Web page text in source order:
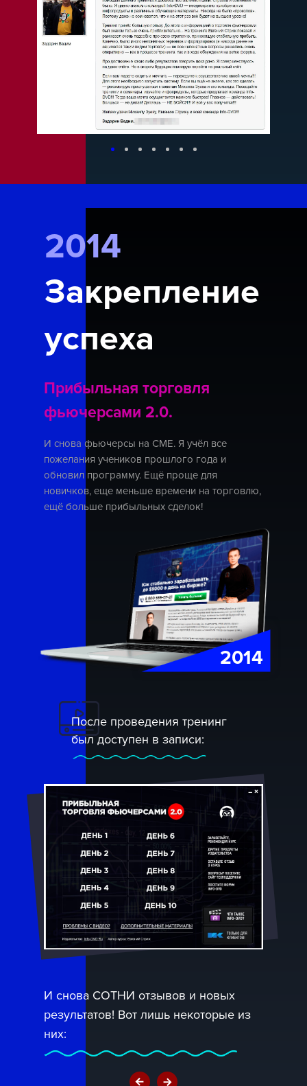
Закрепление
успеха
Прибыльная торговля
фьючерсами 2.0.
2014
И снова фьючерсы на СМЕ. Я учёл все
пожелания учеников прошлого года и
обновил программу. Ещё проще для
новичков, еще меньше времени на торговлю,
ещё больше прибыльных сделок!
И снова СОТНИ отзывов и новых
результатов! Вот лишь некоторые из
них:
2014
После проведения тренинг
был доступен в записи: